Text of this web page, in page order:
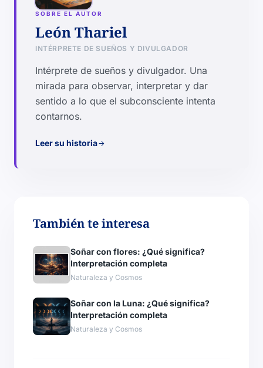
SOBRE EL AUTOR
León Thariel
INTÉRPRETE DE SUEÑOS Y DIVULGADOR
Intérprete de sueños y divulgador. Una
mirada para observar, interpretar y dar
sentido a lo que el subconsciente intenta
contarnos.
Leer su historiaarrow_forward
También te interesa
Soñar con flores: ¿Qué significa?
Interpretación completa
Naturaleza y Cosmos
Soñar con la Luna: ¿Qué significa?
Interpretación completa
Naturaleza y Cosmos